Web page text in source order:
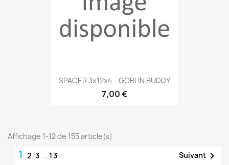
SPACER 3x12x4 - GOBLIN BUDDY
7,00 €
Affichage 1-12 de 155 article(s)
1 2 3 … 13 Suivant 